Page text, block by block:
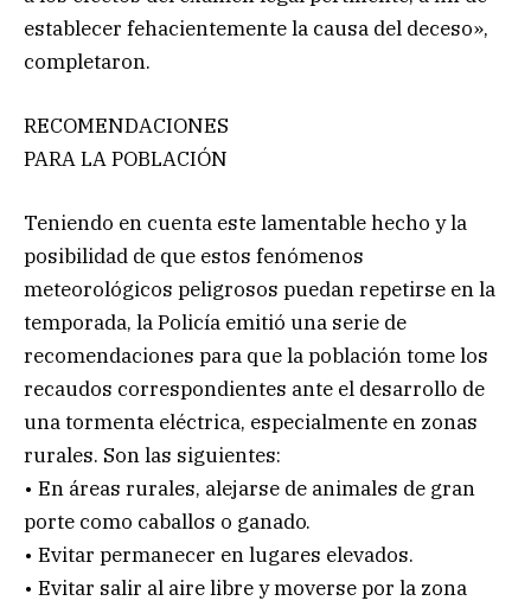
establecer fehacientemente la causa del deceso»,
completaron.
RECOMENDACIONES
PARA LA POBLACIÓN
Teniendo en cuenta este lamentable hecho y la
posibilidad de que estos fenómenos
meteorológicos peligrosos puedan repetirse en la
temporada, la Policía emitió una serie de
recomendaciones para que la población tome los
recaudos correspondientes ante el desarrollo de
una tormenta eléctrica, especialmente en zonas
rurales. Son las siguientes:
• En áreas rurales, alejarse de animales de gran
porte como caballos o ganado.
• Evitar permanecer en lugares elevados.
• Evitar salir al aire libre y moverse por la zona